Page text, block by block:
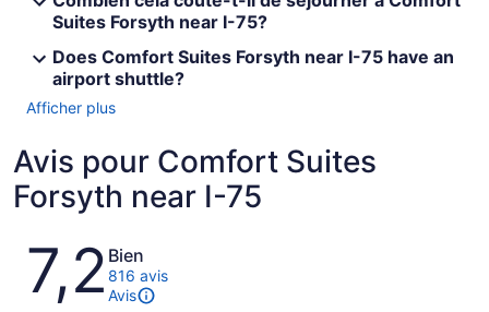
Suites Forsyth near I-75?
Does Comfort Suites Forsyth near I-75 have an
airport shuttle?
Afficher plus
Avis pour Comfort Suites
Forsyth near I-75
Avis
7,2 Bien
816 avis
Avis